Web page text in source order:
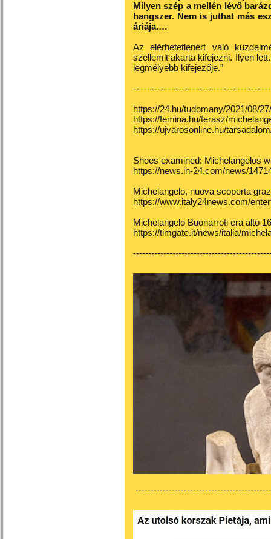
Milyen szép a mellén lévő
hangszer. Nem is juthat más
áriája.…
Az elérhetetlenért való
szellemit akarta kifejezni. Ilyen
legmélyebb kifejezője.”
https://24.hu/tudomany/2021/08/
https://femina.hu/terasz/
https://ujvarosonline.hu/
Shoes examined: Michelangelos
https://news.in-24.com/news/
Michelangelo, nuova scoperta
https://www.italy24news.com/
Michelangelo Buonarroti era alto
https://timgate.it/news/italia/